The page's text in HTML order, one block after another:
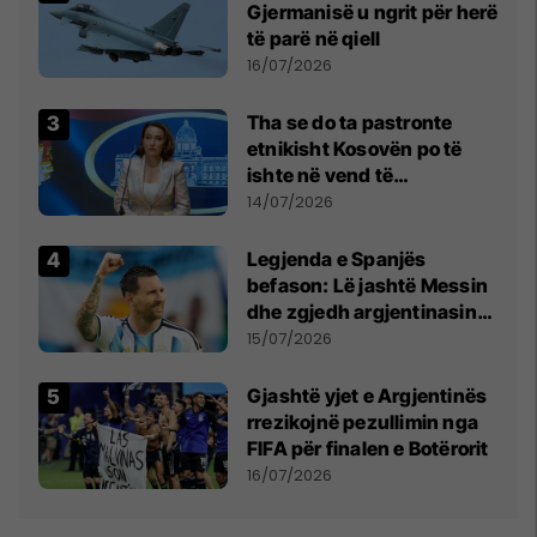
Gjermanisë u ngrit për herë
të parë në qiell
16/07/2026
Tha se do ta pastronte
etnikisht Kosovën po të
ishte në vend të
Millosheviqit, Lëvizja e
kërkon shkarkimin e
menjëhershëm të
Snezhana Paunoviq
14/07/2026
Legjenda e Spanjës
befason: Lë jashtë Messin
dhe zgjedh argjentinasin
më të mirë në botë
15/07/2026
Gjashtë yjet e Argjentinës
rrezikojnë pezullimin nga
FIFA për finalen e Botërorit
16/07/2026